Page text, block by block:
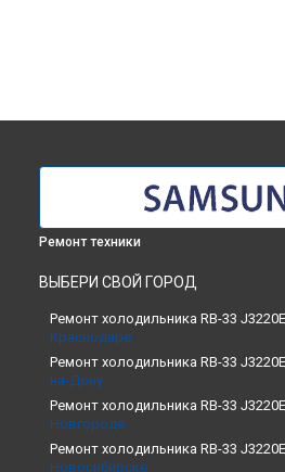
Ремонт техники
ВЫБЕРИ СВОЙ ГОРОД
Ремонт холодильника RB-33
Краснодаре
Ремонт холодильника RB-33
на-Дону
Ремонт холодильника RB-33
Новгороде
Ремонт холодильника RB-33
Новосибирске